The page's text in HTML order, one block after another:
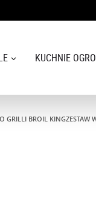
KUCHNIE
GRILLI BROIL KINGZESTAW